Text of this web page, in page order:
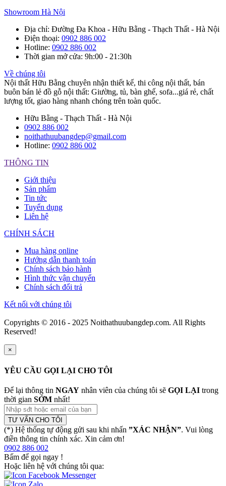
Showroom Hà Nội
Địa chỉ: Đường Đa Khoa - Hữu Bằng - Thạch Thất - Hà Nội
Điện thoại: 0902 886 002
Hotline: 0902 886 002
Thời gian mở cửa: 9h:00 - 21:30h
Về chúng tôi
Nội thất Hữu Bằng chuyên nhận thiết kế, thi công nội thất, bán
buôn bán lẻ đồ gỗ nội thất: Giường, tủ, bàn ghế, sofa...giá rẻ, chất
lượng tốt, giao hàng nhanh chóng trên toàn quốc.
Hữu Bằng - Thạch Thất - Hà Nội
0902 886 002
noithathuubangdep@gmail.com
Hotline: 0902 886 002
THÔNG TIN
Giới thiệu
Sản phẩm
Tin tức
Tuyển dụng
Liên hệ
CHÍNH SÁCH
Mua hàng online
Hướng dẫn thanh toán
Chính sách bảo hành
Hình thức vận chuyển
Chính sách đổi trả
Kết nối với chúng tôi
Copyrights © 2016 - 2025 Noithathuubangdep.com. All Rights
Reserved!
×
YÊU CẦU GỌI LẠI CHO TÔI
Để lại thông tin NGAY nhân viên của chúng tôi sẽ GỌI LẠI trong
thời gian SỚM nhất!
TƯ VẤN CHO TÔI
(*) Hệ thống tự động gửi sau khi nhấn ”XÁC NHẬN”. Vui lòng
điền thông tin chính xác. Xin cảm ơn!
0902 886 002
Bấm để gọi ngay !
Hoặc liên hệ với chúng tôi qua: